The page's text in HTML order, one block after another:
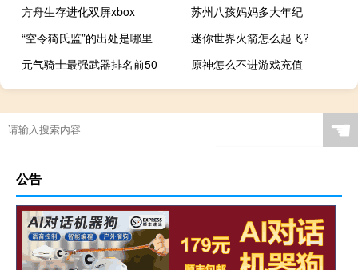
方舟生存进化双屏xbox
苏州八孩妈妈多大年纪
“空令猗氏监”的出处是哪里
迷你世界火箭怎么起飞?
元气骑士最强武器排名前50
原神怎么不进游戏充值
☚
公告